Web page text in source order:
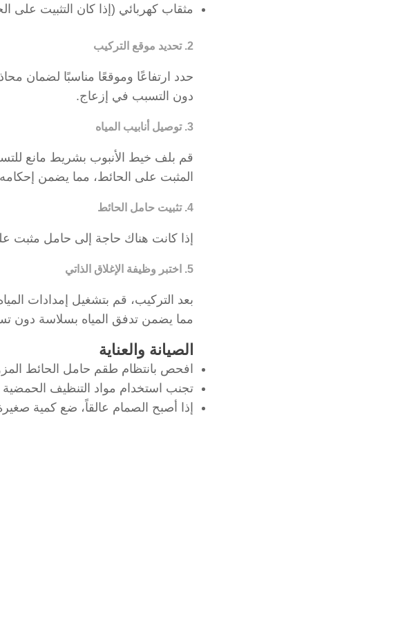
مثقاب كهربائي (إذا كان التثبيت على
2. تحديد موقع التركيب
حدد ارتفاعًا وموقعًا مناسبًا لضمان
دون التسبب في إزعاج.
3. توصيل أنابيب المياه
قم بلف خيط الأنبوب بشريط مانع
المثبت على الحائط، مما يضمن
4. تثبيت حامل الحائط
إذا كانت هناك حاجة إلى حامل مثبت
5. اختبر وظيفة الإغلاق الذاتي
بعد التركيب، قم بتشغيل إمدادات
مما يضمن تدفق المياه بسلاسة دون
الصيانة والعناية
افحص بانتظام طقم حامل الحائط
تجنب استخدام مواد التنظيف الحمضية
إذا أصبح الصمام عالقاً، ضع كمية